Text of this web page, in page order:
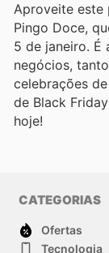
Aproveite este
Pingo Doce,
5 de janeiro. É
negócios,
celebrações
de Black
hoje!
CATEGORIAS
Ofertas
Tecnologia